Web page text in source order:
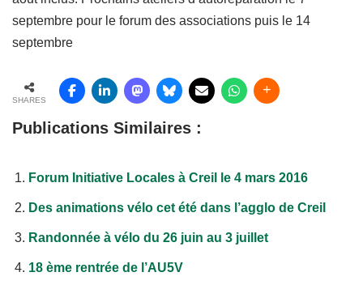
septembre pour le forum des associations puis le 14
septembre
SHARES
Publications Similaires :
Forum Initiative Locales à Creil le 4 mars 2016
Des animations vélo cet été dans l’agglo de Creil
Randonnée à vélo du 26 juin au 3 juillet
18 ème rentrée de l’AU5V